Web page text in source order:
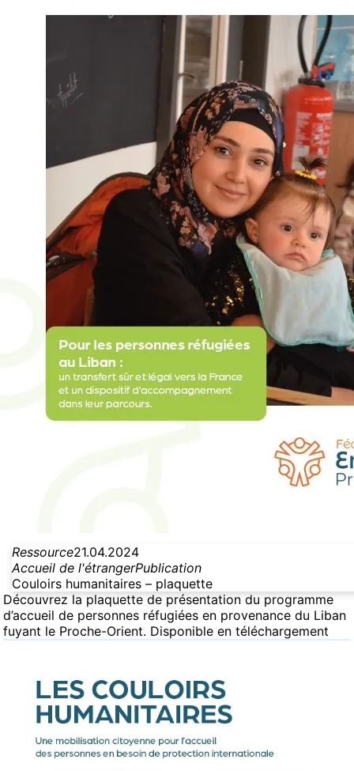
Ressource21.04.2024
Accueil de l'étrangerPublication
Couloirs humanitaires – plaquette
Découvrez la plaquette de présentation du programme
d’accueil de personnes réfugiées en provenance du Liban
fuyant le Proche-Orient. Disponible en téléchargement